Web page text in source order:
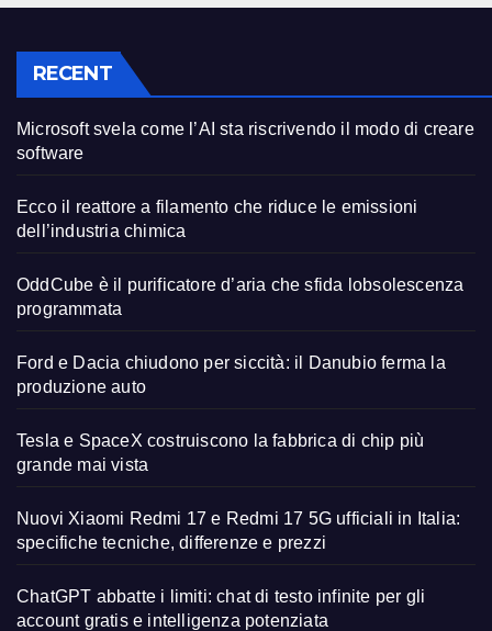
RECENT
Microsoft svela come l’AI sta riscrivendo il modo di creare
software
Ecco il reattore a filamento che riduce le emissioni
dell’industria chimica
OddCube è il purificatore d’aria che sfida lobsolescenza
programmata
Ford e Dacia chiudono per siccità: il Danubio ferma la
produzione auto
Tesla e SpaceX costruiscono la fabbrica di chip più
grande mai vista
Nuovi Xiaomi Redmi 17 e Redmi 17 5G ufficiali in Italia:
specifiche tecniche, differenze e prezzi
ChatGPT abbatte i limiti: chat di testo infinite per gli
account gratis e intelligenza potenziata